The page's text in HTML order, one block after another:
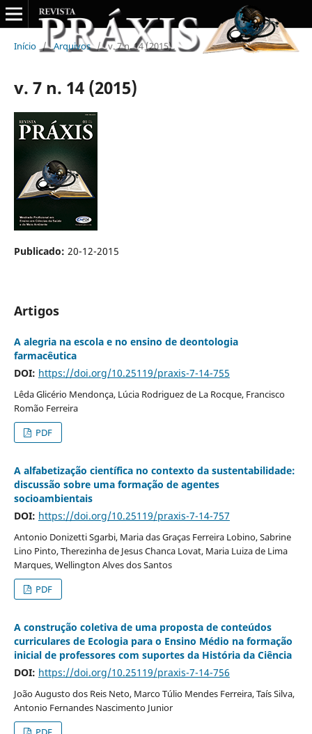
Início / Arquivos / v. 7 n. 14 (2015)
v. 7 n. 14 (2015)
Publicado: 20-12-2015
Artigos
A alegria na escola e no ensino de deontologia
farmacêutica
DOI: https://doi.org/10.25119/praxis-7-14-755
Lêda Glicério Mendonça, Lúcia Rodriguez de La Rocque, Francisco
Romão Ferreira
PDF
A alfabetização científica no contexto da sustentabilidade:
discussão sobre uma formação de agentes
socioambientais
DOI: https://doi.org/10.25119/praxis-7-14-757
Antonio Donizetti Sgarbi, Maria das Graças Ferreira Lobino, Sabrine
Lino Pinto, Therezinha de Jesus Chanca Lovat, Maria Luiza de Lima
Marques, Wellington Alves dos Santos
PDF
A construção coletiva de uma proposta de conteúdos
curriculares de Ecologia para o Ensino Médio na formação
inicial de professores com suportes da História da Ciência
DOI: https://doi.org/10.25119/praxis-7-14-756
João Augusto dos Reis Neto, Marco Túlio Mendes Ferreira, Taís Silva,
Antonio Fernandes Nascimento Junior